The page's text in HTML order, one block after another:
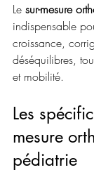
Le sur-mesure
indispensable
croissance,
déséquilibres,
et mobilité.
Les
mesure
pédiatrie